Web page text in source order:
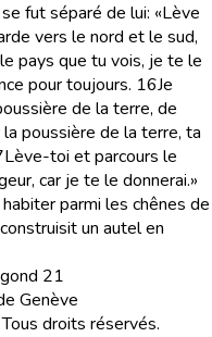
fut séparé de lui: «Lève
vers le nord et le sud,
pays que tu vois, je te le
pour toujours. 16Je
de la terre, de
poussière de la terre, ta
Lève-toi et parcours le
car je te le donnerai.»
parmi les chênes de
un autel en
21
Genève
droits réservés.